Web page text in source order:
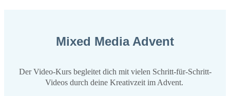
Mixed Media Advent
Der Video-Kurs begleitet dich mit vielen Schritt-für-Schritt-
Videos durch deine Kreativzeit im Advent.